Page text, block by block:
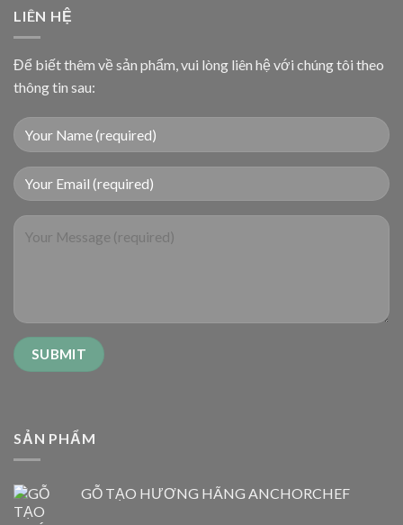
LIÊN HỆ
Để biết thêm về sản phẩm, vui lòng liên hệ với chúng tôi theo
thông tin sau:
SẢN PHẨM
GỖ TẠO HƯƠNG HÃNG ANCHORCHEF